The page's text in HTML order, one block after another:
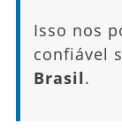
Isso nos
confiável
Brasil.